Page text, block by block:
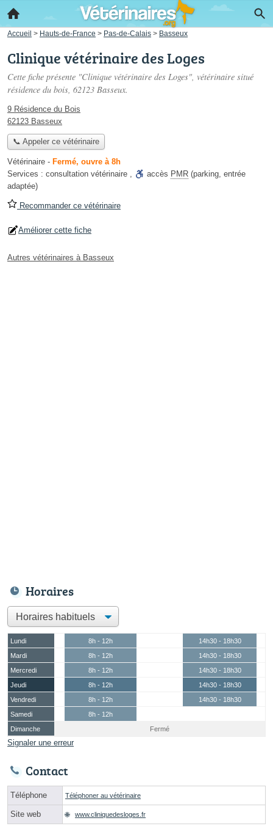
Accueil > Hauts-de-France > Pas-de-Calais > Basseux
Clinique vétérinaire des Loges
Cette fiche présente "Clinique vétérinaire des Loges", vétérinaire situé
résidence du bois, 62123 Basseux.
9 Résidence du Bois
62123 Basseux
📞 Appeler ce vétérinaire
Vétérinaire - Fermé, ouvre à 8h
Services : consultation vétérinaire , accès PMR (parking, entrée
adaptée)
Recommander ce vétérinaire
Améliorer cette fiche
Autres vétérinaires à Basseux
Horaires
Lundi 8h - 12h
14h30 - 18h30
Mardi
8h - 12h
14h30 - 18h30
Mercredi
8h - 12h
14h30 - 18h30
Jeudi
8h - 12h
14h30 - 18h30
Vendredi
8h - 12h
14h30 - 18h30
Samedi
8h - 12h
Dimanche
Fermé
Signaler une erreur
Contact
Téléphone Téléphoner au vétérinaire
Site web www.cliniquedesloges.fr